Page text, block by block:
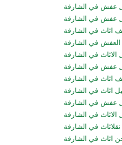
عفش في الشارقة
عفش في الشارقة
اثاث في الشارقة
في الشارقة
في الشارقة
عفش في الشارقة
اثاث في الشارقة
اثاث في الشارقة
عفش في الشارقة
الاثاث في الشارقة
في الشارقة
اثاث في الشارقة